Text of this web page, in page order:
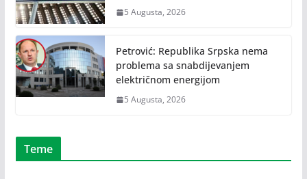
5 Augusta, 2026
Petrović: Republika Srpska nema
problema sa snabdijevanjem
električnom energijom
5 Augusta, 2026
Teme